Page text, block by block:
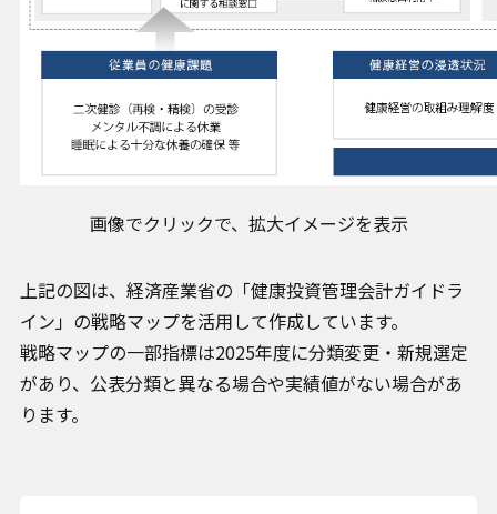
画像でクリックで、拡大イメージを表示
上記の図は、経済産業省の「健康投資管理会計ガイドラ
イン」の戦略マップを活用して作成しています。
戦略マップの一部指標は2025年度に分類変更・新規選定
があり、公表分類と異なる場合や実績値がない場合があ
ります。